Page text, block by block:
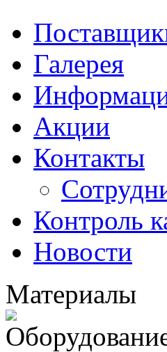
Галерея
Акции
Контакты
Контроль
Новости
Материалы